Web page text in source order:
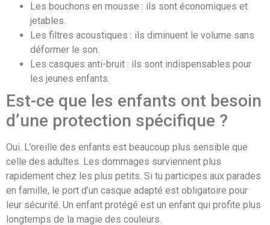
Les bouchons en mousse : ils sont économiques et
jetables.
Les filtres acoustiques : ils diminuent le volume sans
déformer le son.
Les casques anti-bruit : ils sont indispensables pour
les jeunes enfants.
Est-ce que les enfants ont besoin
d’une protection spécifique ?
Oui. L’oreille des enfants est beaucoup plus sensible que
celle des adultes. Les dommages surviennent plus
rapidement chez les plus petits. Si tu participes aux parades
en famille, le port d’un casque adapté est obligatoire pour
leur sécurité. Un enfant protégé est un enfant qui profite plus
longtemps de la magie des couleurs.